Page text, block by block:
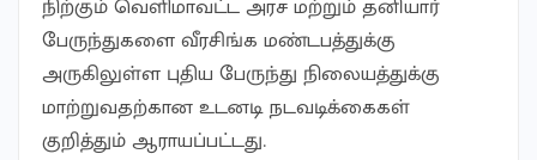
நிற்கும் வெளிமாவட்ட அரச மற்றும் தனியார்
பேருந்துகளை வீரசிங்க மண்டபத்துக்கு
அருகிலுள்ள புதிய பேருந்து நிலையத்துக்கு
மாற்றுவதற்கான உடனடி நடவடிக்கைகள்
குறித்தும் ஆராயப்பட்டது.